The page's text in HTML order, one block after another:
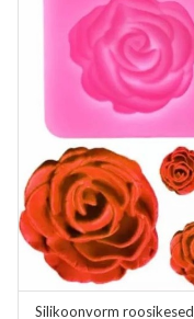
Silikoonvorm roosikesed